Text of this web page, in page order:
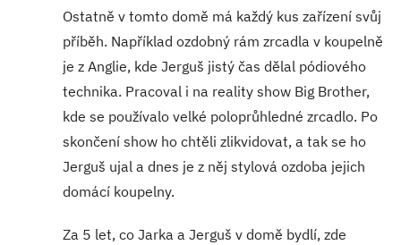
Ostatně v tomto domě má každý kus zařízení svůj
příběh. Například ozdobný rám zrcadla v koupelně
je z Anglie, kde Jerguš jistý čas dělal pódiového
technika. Pracoval i na reality show Big Brother,
kde se používalo velké poloprůhledné zrcadlo. Po
skončení show ho chtěli zlikvidovat, a tak se ho
Jerguš ujal a dnes je z něj stylová ozdoba jejich
domácí koupelny.
Za 5 let, co Jarka a Jerguš v domě bydlí, zde